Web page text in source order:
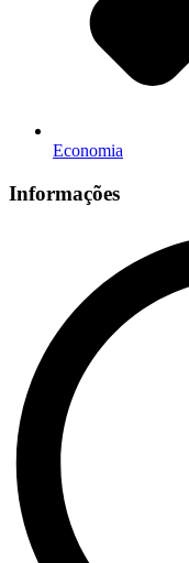
Economia
Informações